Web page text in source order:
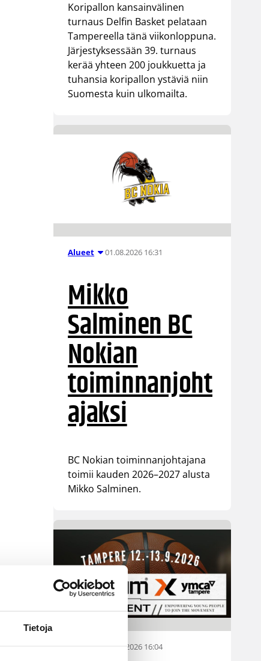
Tietoja
Koripallon kansainvälinen
turnaus Delfin Basket pelataan
Tampereella tänä viikonloppuna.
Järjestyksessään 39. turnaus
kerää yhteen 200 joukkuetta ja
tuhansia koripallon ystäviä niin
Suomesta kuin ulkomailta.
Alueet 01.08.2026 16:31
Mikko
Salminen BC
Nokian
toiminnanjoht
ajaksi
BC Nokian toiminnanjohtajana
toimii kauden 2026–2027 alusta
Mikko Salminen.
28.07.2026 16:04